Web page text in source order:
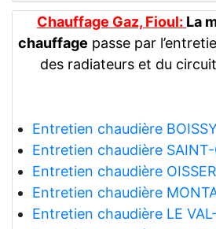
Chauffage Gaz, Fioul: La
chauffage passe par
des radiateurs et du
Entretien chaudière
Entretien chaudière SAINT-
Entretien chaudière
Entretien chaudière
Entretien chaudière LE